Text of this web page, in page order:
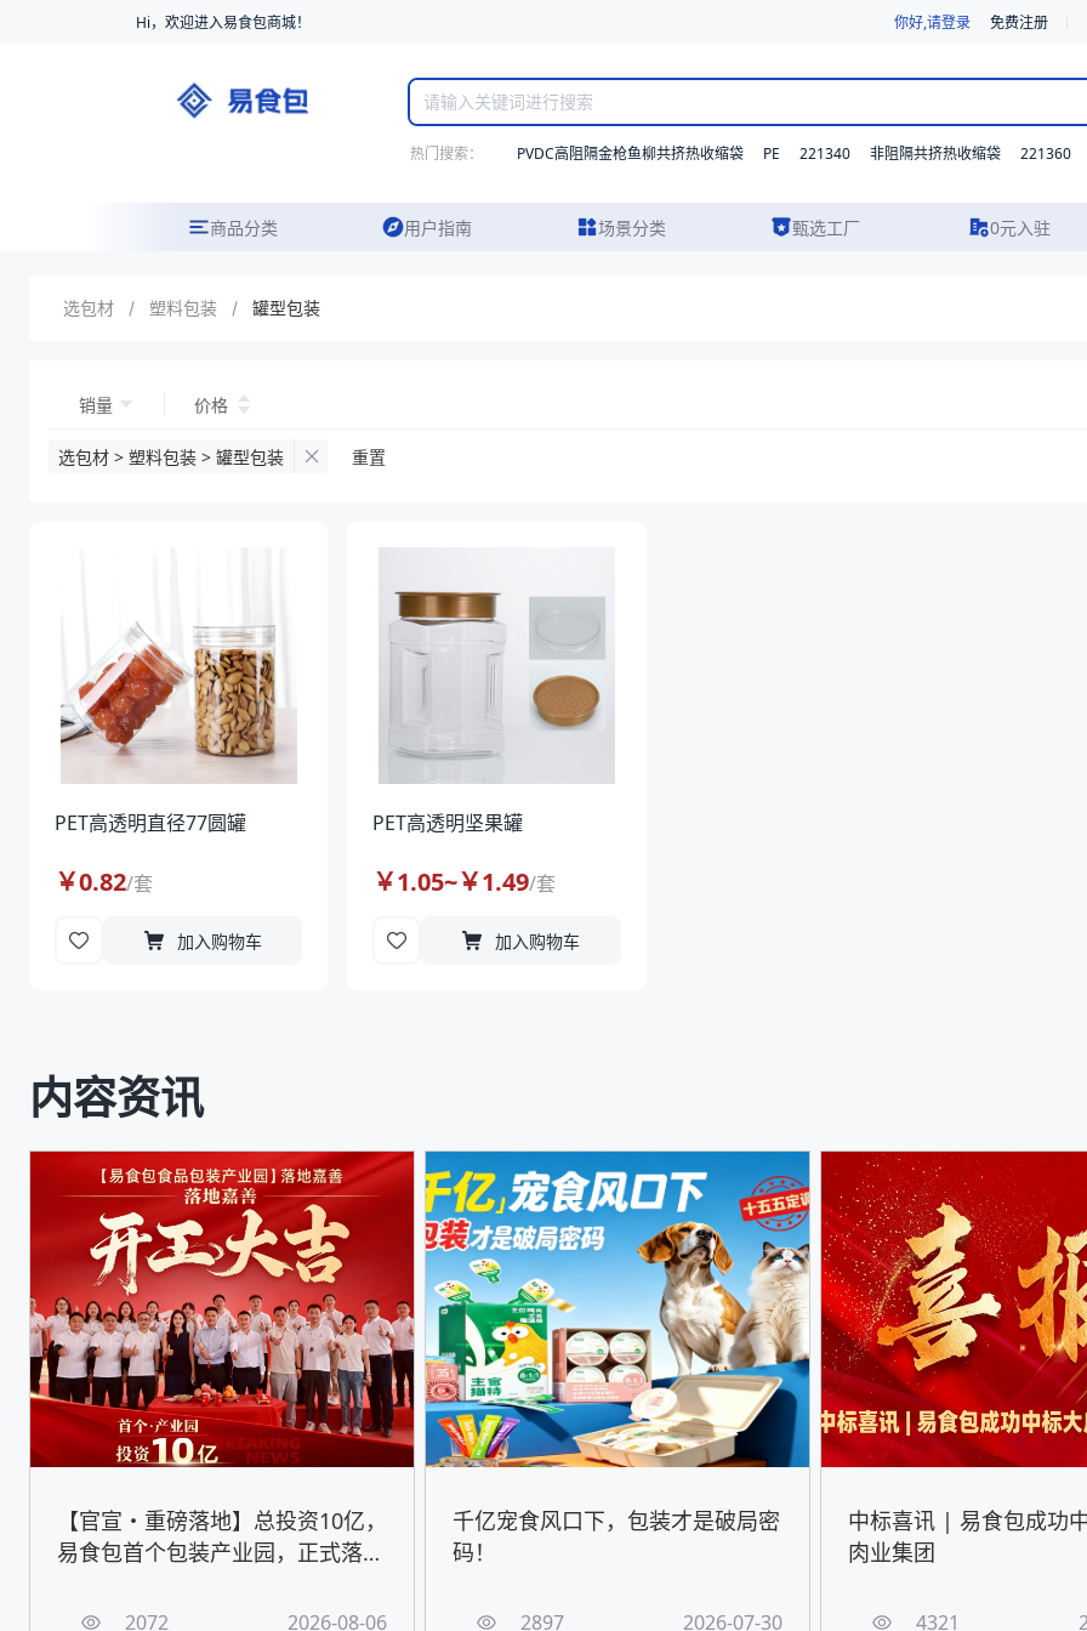
Hi，欢迎进入易食包商城！ 你好,请登录 免费注册
热门搜索： PVDC高阻隔金枪鱼柳共挤热收缩袋 PE 221340 非阻隔共挤热收缩袋 221360
商品分类 用户指南 场景分类 甄选工厂 0元入驻
选包材 / 塑料包装 / 罐型包装
销量 价格
选包材 > 塑料包装 > 罐型包装 重置
PET高透明直径77圆罐
￥0.82/套
加入购物车
PET高透明坚果罐
￥1.05~￥1.49/套
加入购物车
内容资讯
【官宣・重磅落地】总投资10亿，
易食包首个包装产业园，正式落地
2072 2026-08-06
千亿宠食风口下，包装才是破局密
码！
2897 2026-07-30
中标喜讯 | 易食包成功
肉业集团
4321